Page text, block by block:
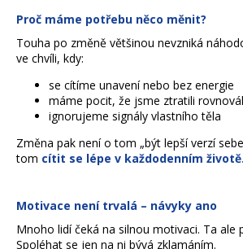
Proč máme potřebu něco měnit?
Touha po změně většinou nevzniká
ve chvíli, kdy:
se cítíme unavení nebo bez energie
máme pocit, že jsme ztratili
ignorujeme signály vlastního těla
Změna pak není o tom „být lepší verzí
tom cítit se lépe v každodenním životě.
Motivace není trvalá – návyky ano
Mnoho lidí čeká na silnou motivaci. Ta ale
Spoléhat se jen na ni bývá zklamáním.
j
e
t
j
í
?